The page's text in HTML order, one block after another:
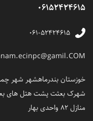
06152424615
۰۶۱-۵۲۴۲۴۶۱۵
خوزستان بندرماهشهر شهر
شهرک بعثت پشت هتل های
منازل 82 واحدی بهار